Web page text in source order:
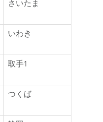
さいたま
いわき
取手1
つくば